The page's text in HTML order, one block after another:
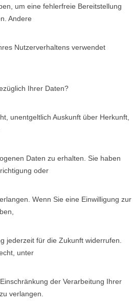
um eine fehlerfreie Bereitstellung
Andere
Nutzerverhaltens verwendet
Ihrer Daten?
unentgeltlich Auskunft über Herkunft,
Daten zu erhalten. Sie haben
oder
Wenn Sie eine Einwilligung zur
jederzeit für die Zukunft widerrufen.
unter
der Verarbeitung Ihrer
verlangen.